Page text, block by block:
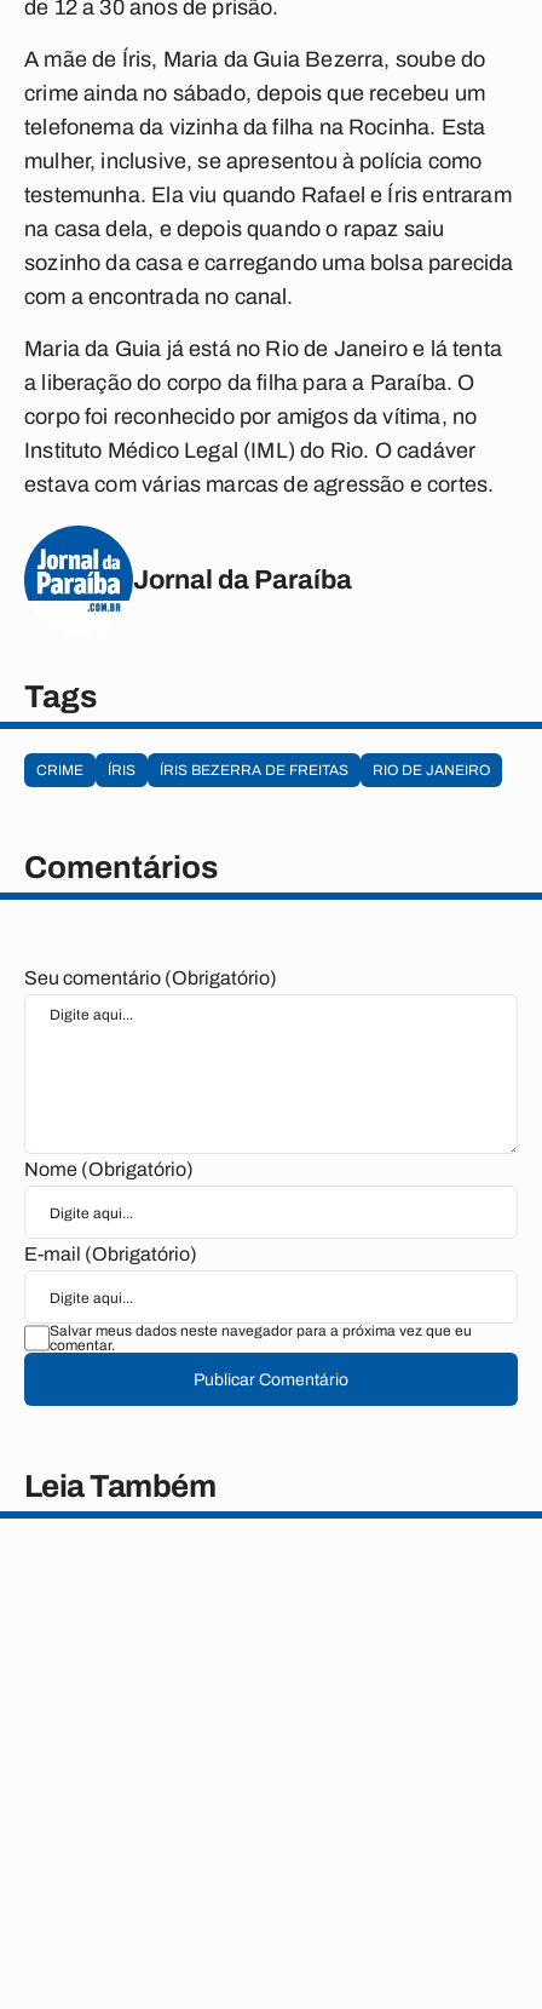
de 12 a 30 anos de prisão.
A mãe de Íris, Maria da Guia Bezerra, soube do
crime ainda no sábado, depois que recebeu um
telefonema da vizinha da filha na Rocinha. Esta
mulher, inclusive, se apresentou à polícia como
testemunha. Ela viu quando Rafael e Íris entraram
na casa dela, e depois quando o rapaz saiu
sozinho da casa e carregando uma bolsa parecida
com a encontrada no canal.
Maria da Guia já está no Rio de Janeiro e lá tenta
a liberação do corpo da filha para a Paraíba. O
corpo foi reconhecido por amigos da vítima, no
Instituto Médico Legal (IML) do Rio. O cadáver
estava com várias marcas de agressão e cortes.
Jornal da Paraíba
Tags
CRIME ÍRIS ÍRIS BEZERRA DE FREITAS RIO DE JANEIRO
Comentários
Seu comentário (Obrigatório)
Nome (Obrigatório)
E-mail (Obrigatório)
Salvar meus dados neste navegador para a próxima vez que eu
comentar.
Publicar Comentário
Leia Também